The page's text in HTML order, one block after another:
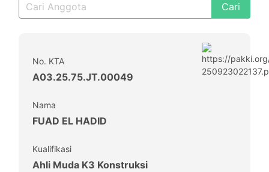
Cari
No. KTA
A03.25.75.JT.00049
Nama
FUAD EL HADID
Kualifikasi
Ahli Muda K3 Konstruksi